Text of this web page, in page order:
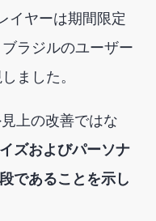
イヤーは期間限定
ラジルのユーザー
ました。
上の改善ではな
ズおよびパーソナ
であることを示し